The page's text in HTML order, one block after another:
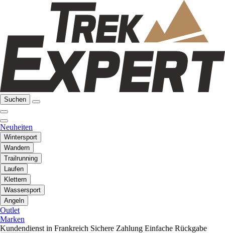
Suchen
Neuheiten
Wintersport
Wandern
Trailrunning
Laufen
Klettern
Wassersport
Angeln
Outlet
Marken
Kundendienst in Frankreich Sichere Zahlung Einfache Rückgabe